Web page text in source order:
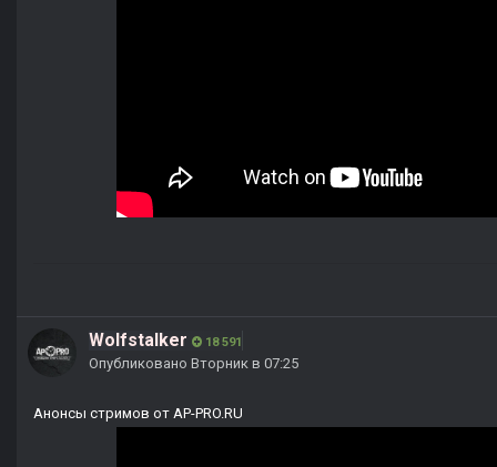
Wolfstalker 18 591
Опубликовано Вторник в 07:25
Анонсы стримов от AP-PRO.RU